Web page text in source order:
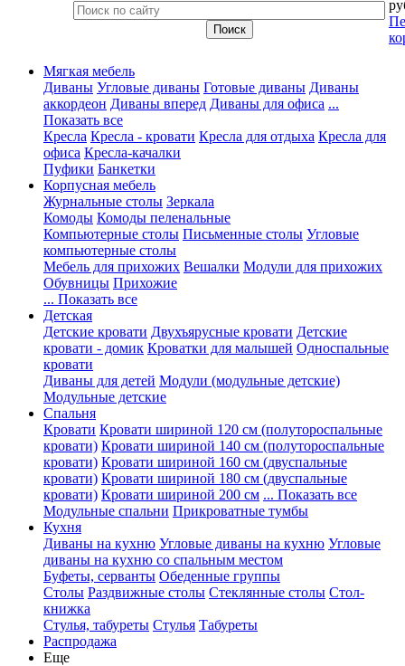
Мягкая мебель
Диваны Угловые диваны Готовые диваны Диваны
аккордеон Диваны вперед Диваны для офиса ...
Показать все
Кресла Кресла - кровати Кресла для отдыха Кресла для
офиса Кресла-качалки
Пуфики Банкетки
Корпусная мебель
Журнальные столы Зеркала
Комоды Комоды пеленальные
Компьютерные столы Письменные столы Угловые
компьютерные столы
Мебель для прихожих Вешалки Модули для прихожих
Обувницы Прихожие
... Показать все
Детская
Детские кровати Двухъярусные кровати Детские
кровати - домик Кроватки для малышей Односпальные
кровати
Диваны для детей Модули (модульные детские)
Модульные детские
Спальня
Кровати Кровати шириной 120 см (полутороспальные
кровати) Кровати шириной 140 см (полутороспальные
кровати) Кровати шириной 160 см (двуспальные
кровати) Кровати шириной 180 см (двуспальные
кровати) Кровати шириной 200 см ... Показать все
Модульные спальни Прикроватные тумбы
Кухня
Диваны на кухню Угловые диваны на кухню Угловые
диваны на кухню со спальным местом
Буфеты, серванты Обеденные группы
Столы Раздвижные столы Стеклянные столы Стол-
книжка
Стулья, табуреты Стулья Табуреты
Распродажа
Еще